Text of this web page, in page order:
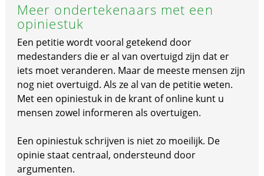
Meer ondertekenaars met een
opiniestuk
Een petitie wordt vooral getekend door
medestanders die er al van overtuigd zijn dat er
iets moet veranderen. Maar de meeste mensen zijn
nog niet overtuigd. Als ze al van de petitie weten.
Met een opiniestuk in de krant of online kunt u
mensen zowel informeren als overtuigen.
Een opiniestuk schrijven is niet zo moeilijk. De
opinie staat centraal, ondersteund door
argumenten.